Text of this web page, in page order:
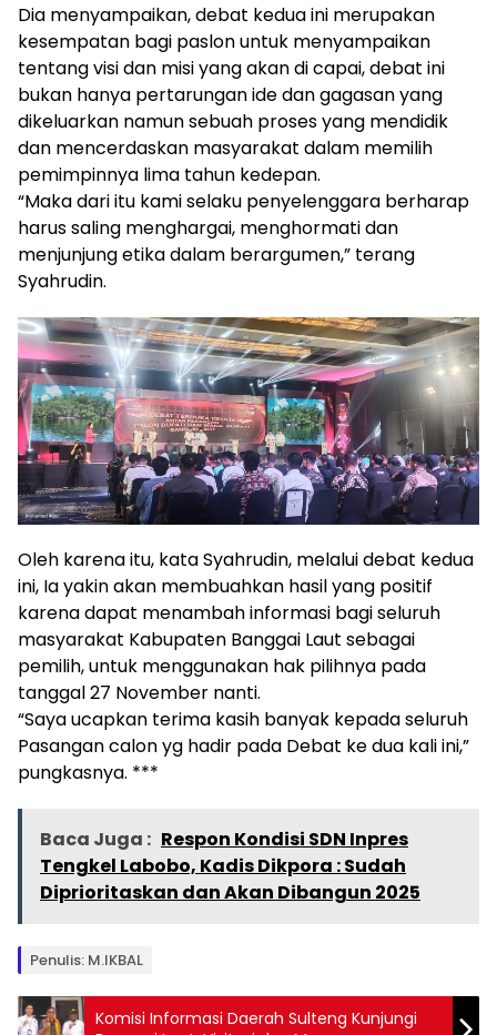
Dia menyampaikan, debat kedua ini merupakan
kesempatan bagi paslon untuk menyampaikan
tentang visi dan misi yang akan di capai, debat ini
bukan hanya pertarungan ide dan gagasan yang
dikeluarkan namun sebuah proses yang mendidik
dan mencerdaskan masyarakat dalam memilih
pemimpinnya lima tahun kedepan.
“Maka dari itu kami selaku penyelenggara berharap
harus saling menghargai, menghormati dan
menjunjung etika dalam berargumen,” terang
Syahrudin.
Oleh karena itu, kata Syahrudin, melalui debat kedua
ini, Ia yakin akan membuahkan hasil yang positif
karena dapat menambah informasi bagi seluruh
masyarakat Kabupaten Banggai Laut sebagai
pemilih, untuk menggunakan hak pilihnya pada
tanggal 27 November nanti.
“Saya ucapkan terima kasih banyak kepada seluruh
Pasangan calon yg hadir pada Debat ke dua kali ini,”
pungkasnya. ***
Baca Juga : Respon Kondisi SDN Inpres
Tengkel Labobo, Kadis Dikpora : Sudah
Diprioritaskan dan Akan Dibangun 2025
Penulis: M.IKBAL
Komisi Informasi Daerah Sulteng Kunjungi